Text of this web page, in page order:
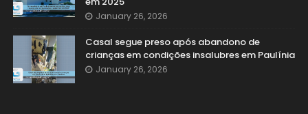
January 26, 2026
Casal segue preso após abandono de
crianças em condições insalubres em Paulínia
January 26, 2026